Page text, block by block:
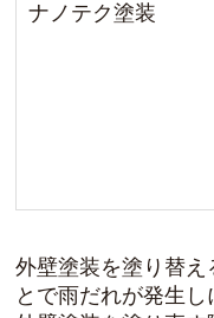
ナノテク塗装
外壁塗装を塗り替
とで雨だれが発生し